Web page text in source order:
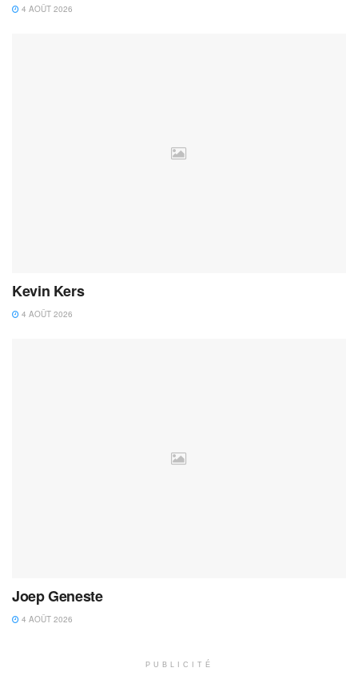
4 AOÛT 2026
Kevin Kers
4 AOÛT 2026
Joep Geneste
4 AOÛT 2026
PUBLICITÉ